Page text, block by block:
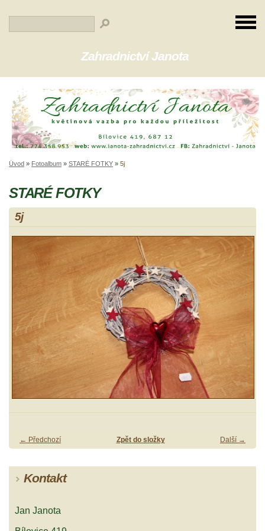
Zahradnictví Janota
Úvod » Fotoalbum » STARÉ FOTKY » 5j
STARÉ FOTKY
5j
← Předchozí Další →
Zpět do složky
Kontakt
Jan Janota